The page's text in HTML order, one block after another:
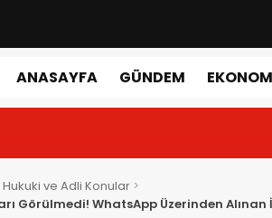
ANASAYFA GÜNDEM
Hukuki ve Adli Konular
Görülmedi! WhatsApp Üzerinden